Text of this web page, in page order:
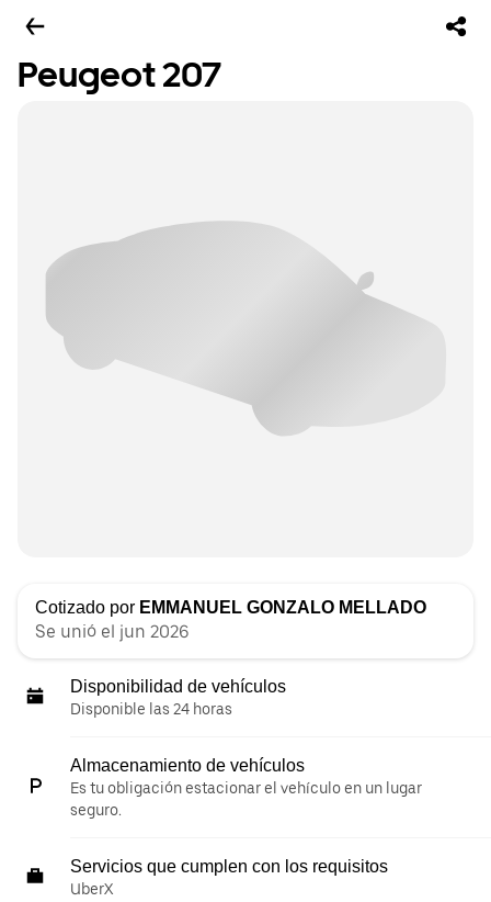
Peugeot 207
Cotizado por EMMANUEL GONZALO MELLADO
Se unió el jun 2026
Disponibilidad de vehículos
Disponible las 24 horas
Almacenamiento de vehículos
Es tu obligación estacionar el vehículo en un lugar
seguro.
Servicios que cumplen con los requisitos
UberX